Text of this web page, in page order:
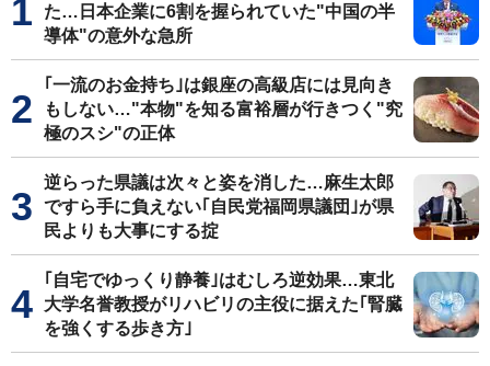
た…日本企業に6割を握られていた"中国の半
導体"の意外な急所
｢一流のお金持ち｣は銀座の高級店には見向き
もしない…"本物"を知る富裕層が行きつく"究
極のスシ"の正体
逆らった県議は次々と姿を消した…麻生太郎
ですら手に負えない｢自民党福岡県議団｣が県
民よりも大事にする掟
｢自宅でゆっくり静養｣はむしろ逆効果…東北
大学名誉教授がリハビリの主役に据えた｢腎臓
を強くする歩き方｣